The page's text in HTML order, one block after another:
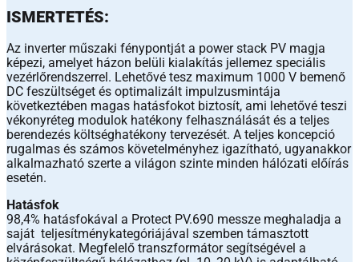
ISMERTETÉS:
Az inverter műszaki fénypontját a power stack PV magja
képezi, amelyet házon belüli kialakítás jellemez speciális
vezérlőrendszerrel. Lehetővé tesz maximum 1000 V bemenő
DC feszültséget és optimalizált impulzusmintája
következtében magas hatásfokot biztosít, ami lehetővé teszi
vékonyréteg modulok hatékony felhasználását és a teljes
berendezés költséghatékony tervezését. A teljes koncepció
rugalmas és számos követelményhez igazítható, ugyanakkor
alkalmazható szerte a világon szinte minden hálózati előírás
esetén.
Hatásfok
98,4% hatásfokával a Protect PV.690 messze meghaladja a
saját teljesítménykategóriájával szemben támasztott
elvárásokat. Megfelelő transzformátor segítségével a